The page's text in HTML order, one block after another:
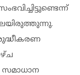
സമാധാന